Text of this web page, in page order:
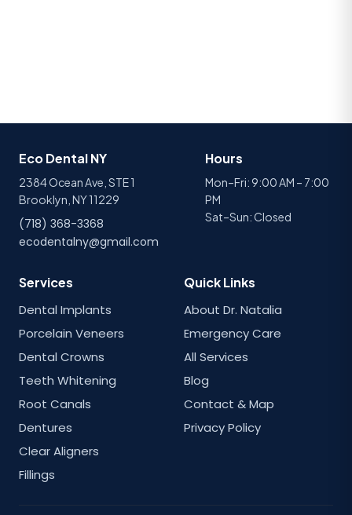
Eco Dental NY
2384 Ocean Ave, STE 1
Brooklyn, NY 11229
(718) 368-3368
ecodentalny@gmail.com
Hours
Mon–Fri: 9:00 AM – 7:00
PM
Sat–Sun: Closed
Services
Dental Implants
Porcelain Veneers
Dental Crowns
Teeth Whitening
Root Canals
Dentures
Clear Aligners
Fillings
Quick Links
About Dr. Natalia
Emergency Care
All Services
Blog
Contact & Map
Privacy Policy